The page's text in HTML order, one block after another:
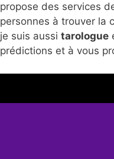
propose des services
personnes à trouver la
je suis aussi tarologue
prédictions et à vous